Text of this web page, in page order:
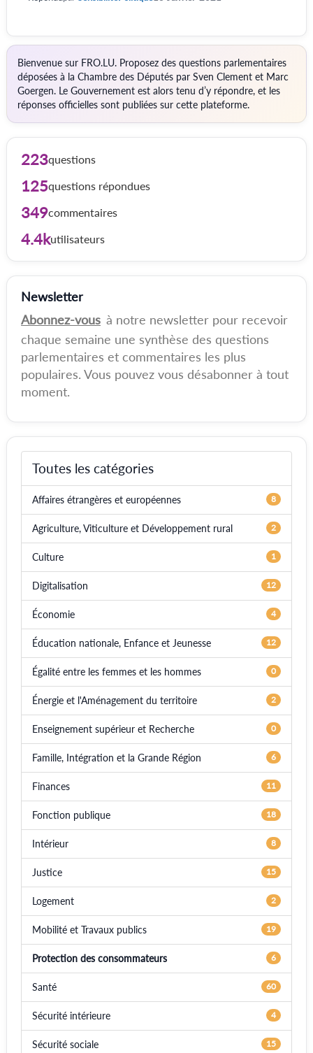
Bienvenue sur FRO.LU. Proposez des questions parlementaires
déposées à la Chambre des Députés par Sven Clement et Marc
Goergen. Le Gouvernement est alors tenu d’y répondre, et les
réponses officielles sont publiées sur cette plateforme.
223questions
125questions répondues
349commentaires
4.4kutilisateurs
Newsletter
Abonnez-vous à notre newsletter pour recevoir
chaque semaine une synthèse des questions
parlementaires et commentaires les plus
populaires. Vous pouvez vous désabonner à tout
moment.
Toutes les catégories
Affaires étrangères et européennes 8
Agriculture, Viticulture et Développement rural 2
Culture 1
Digitalisation 12
Économie 4
Éducation nationale, Enfance et Jeunesse 12
Égalité entre les femmes et les hommes 0
Énergie et l'Aménagement du territoire 2
Enseignement supérieur et Recherche 0
Famille, Intégration et la Grande Région 6
Finances 11
Fonction publique 18
Intérieur 8
Justice 15
Logement 2
Mobilité et Travaux publics 19
Protection des consommateurs 6
Santé 60
Sécurité intérieure 4
Sécurité sociale 15